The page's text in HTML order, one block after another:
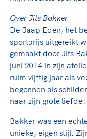
Over Jits Bakker
De Jaap Eden, het
sportprijs uitgereikt
gemaakt door Jits
juni 2014 in zijn
ruim vijftig jaar als
begonnen als
naar zijn grote
Bakker was een
unieke, eigen stijl.